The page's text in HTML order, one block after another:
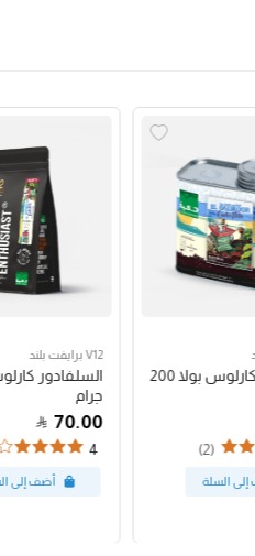
السلفادور كارلوس بولا 200
(2)
V12 برايفت بلند
جرام
70.00
4